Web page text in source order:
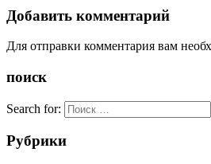
Добавить комментарий
Для отправки комментария вам
поиск
Search for:
Рубрики